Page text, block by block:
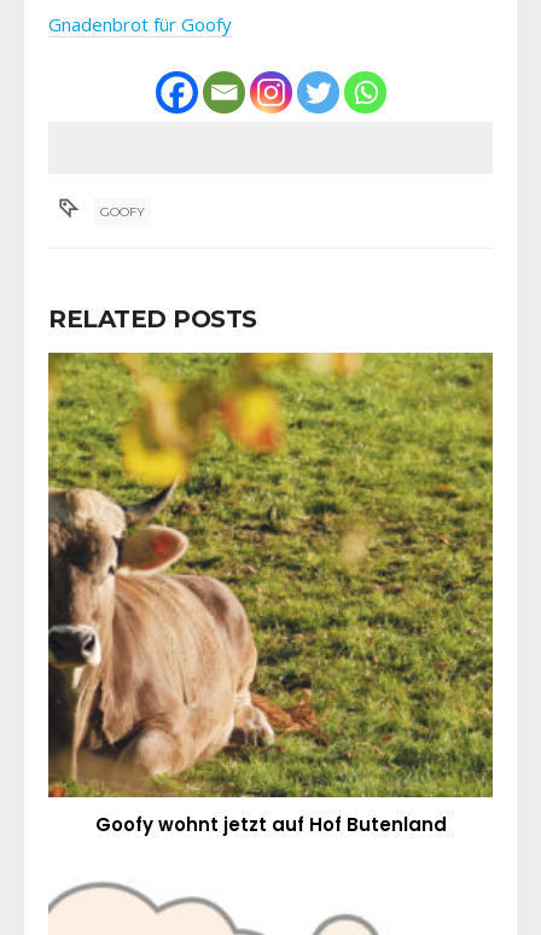
Gnadenbrot für Goofy
GOOFY
RELATED POSTS
Goofy wohnt jetzt auf Hof Butenland